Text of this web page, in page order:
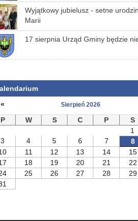
Wyjątkowy jubielusz - setne
Marii
17 sierpnia Urząd Gminy będzie
«
Sierpień 2026
P
W S C P S
1
3
4 5 6 7 8
11 12 13 14 15
18 19 20 21 22
25 26 27 28 29